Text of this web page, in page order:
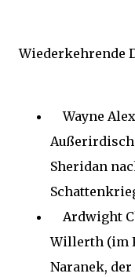
Wiederkehrende
Wayne
Sheridan
Ardwight
Willerth (im
Naranek,